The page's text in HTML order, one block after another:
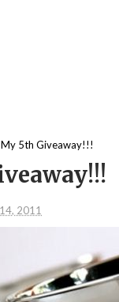
My 5th Giveaway!!!
2011